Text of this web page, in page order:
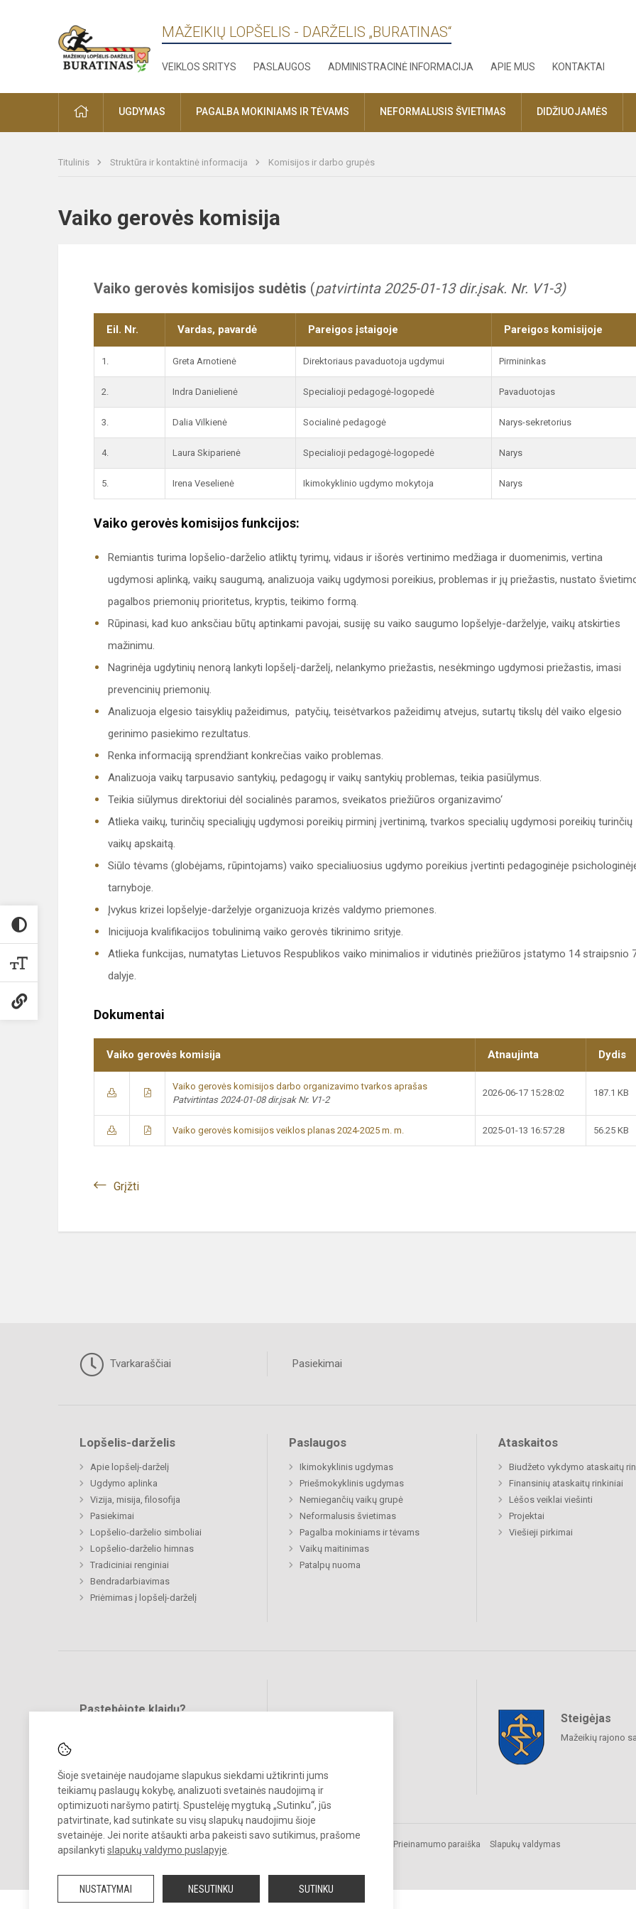
Šioje svetainėje naudojame slapukus siekdami užtikrinti jums
teikiamų paslaugų kokybę, analizuoti svetainės naudojimą ir
optimizuoti naršymo patirtį. Spustelėję mygtuką „Sutinku“, jūs
patvirtinate, kad sutinkate su visų slapukų naudojimu šioje
svetainėje. Jei norite atšaukti arba pakeisti savo sutikimus, prašome
apsilankyti slapukų valdymo puslapyje
NUSTATYMAI NESUTINKU SUTINKU
MAŽEIKIŲ LOPŠELIS - DARŽELIS „BURATINAS“
VEIKLOS SRITYS PASLAUGOS ADMINISTRACINĖ INFORMACIJA APIE MUS KONTAKTAI
PRADŽIAUGDYMAS PAGALBA MOKINIAMS IR TĖVAMS NEFORMALUSIS ŠVIETIMAS DIDŽIUOJAMĖS
Titulinis Struktūra ir kontaktinė informacija Komisijos ir darbo grupės
Vaiko gerovės komisija
Vaiko gerovės komisijos sudėtis (patvirtinta 2025-01-13 dir.įsak. Nr. V1-3)
Eil. Nr. Vardas, pavardė Pareigos įstaigoje Pareigos komisijoje
1. Greta Arnotienė Direktoriaus pavaduotoja ugdymui Pirmininkas
2. Indra Danielienė Specialioji pedagogė-logopedė Pavaduotojas
3. Dalia Vilkienė Socialinė pedagogė Narys-sekretorius
4. Laura Skiparienė Specialioji pedagogė-logopedė Narys
5. Irena Veselienė Ikimokyklinio ugdymo mokytoja Narys
Vaiko gerovės komisijos funkcijos:
Remiantis turima lopšelio-darželio atliktų tyrimų, vidaus ir išorės vertinimo medžiaga ir duomenimis, vertina
ugdymosi aplinką, vaikų saugumą, analizuoja vaikų ugdymosi poreikius, problemas ir jų priežastis, nustato
pagalbos priemonių prioritetus, kryptis, teikimo formą.
Rūpinasi, kad kuo anksčiau būtų aptinkami pavojai, susiję su vaiko saugumo lopšelyje-darželyje, vaikų atskirties
mažinimu.
Nagrinėja ugdytinių nenorą lankyti lopšelį-darželį, nelankymo priežastis, nesėkmingo ugdymosi priežastis, imasi
prevencinių priemonių.
Analizuoja elgesio taisyklių pažeidimus, patyčių, teisėtvarkos pažeidimų atvejus, sutartų tikslų dėl vaiko elgesio
gerinimo pasiekimo rezultatus.
Renka informaciją sprendžiant konkrečias vaiko problemas.
Analizuoja vaikų tarpusavio santykių, pedagogų ir vaikų santykių problemas, teikia pasiūlymus.
Teikia siūlymus direktoriui dėl socialinės paramos, sveikatos priežiūros organizavimo‘
Atlieka vaikų, turinčių specialiųjų ugdymosi poreikių pirminį įvertinimą, tvarkos specialių ugdymosi poreikių turinčių
vaikų apskaitą.
Siūlo tėvams (globėjams, rūpintojams) vaiko specialiuosius ugdymo poreikius įvertinti pedagoginėje
tarnyboje.
Įvykus krizei lopšelyje-darželyje organizuoja krizės valdymo priemones.
Inicijuoja kvalifikacijos tobulinimą vaiko gerovės tikrinimo srityje.
Atlieka funkcijas, numatytas Lietuvos Respublikos vaiko minimalios ir vidutinės priežiūros įstatymo 14 straipsnio
dalyje.
Dokumentai
Vaiko gerovės komisija Atnaujinta Dydis
Vaiko gerovės komisijos darbo organizavimo tvarkos aprašas
Patvirtintas 2024-01-08 dir.įsak Nr. V1-2
2026-06-17 15:28:02 187.1 KB
Vaiko gerovės komisijos veiklos planas 2024-2025 m. m. 2025-01-13 16:57:28 56.25 KB
Grįžti
Tvarkaraščiai Pasiekimai
Lopšelis-darželis
Apie lopšelį-darželį
Ugdymo aplinka
Vizija, misija, filosofija
Pasiekimai
Lopšelio-darželio simboliai
Lopšelio-darželio himnas
Tradiciniai renginiai
Bendradarbiavimas
Priėmimas į lopšelį-darželį
Paslaugos
Ikimokyklinis ugdymas
Priešmokyklinis ugdymas
Nemiegančių vaikų grupė
Neformalusis švietimas
Pagalba mokiniams ir tėvams
Vaikų maitinimas
Patalpų nuoma
Ataskaitos
Biudžeto vykdymo ataskaitų
Finansinių ataskaitų rinkiniai
Lėšos veiklai viešinti
Projektai
Viešieji pirkimai
Pastebėjote klaidų?
Steigėjas
Mažeikių rajono
© 2024. Mažeikių lopšelis - darželis „Buratinas“. Visos teisės saugomos.
Kopijuoti turinį be raštiško įstaigos administracijos sutikimo griežtai
Prieinamumo paraiška Slapukų valdymas